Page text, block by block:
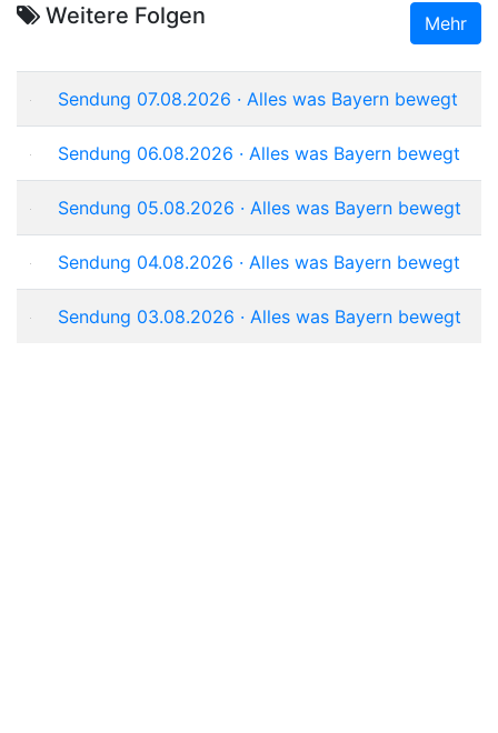
Weitere Folgen Mehr
Sendung 07.08.2026 · Alles was Bayern bewegt
Sendung 06.08.2026 · Alles was Bayern bewegt
Sendung 05.08.2026 · Alles was Bayern bewegt
Sendung 04.08.2026 · Alles was Bayern bewegt
Sendung 03.08.2026 · Alles was Bayern bewegt